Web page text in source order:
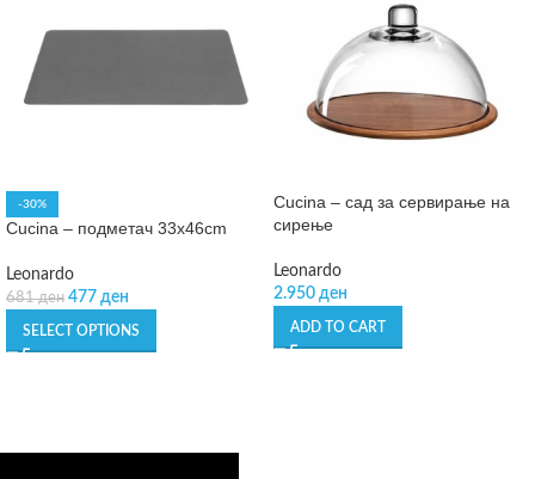
-30%
Cucina – подметач 33х46cm
Leonardo
681ден 477 ден
SELECT OPTIONS
Cucina – сад за сервирање на
сирење
Leonardo
2.950 ден
ADD TO CART